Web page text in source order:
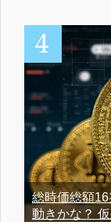
総時価総額
動きかな？